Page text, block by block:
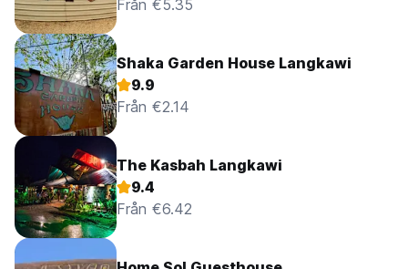
Från €5.35
Shaka Garden House Langkawi
9.9
Från €2.14
The Kasbah Langkawi
9.4
Från €6.42